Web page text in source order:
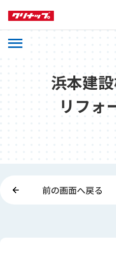
浜本建
リフォ
前の画面へ戻る